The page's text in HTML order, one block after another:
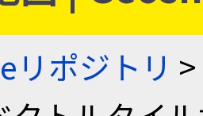
リポジトリ >